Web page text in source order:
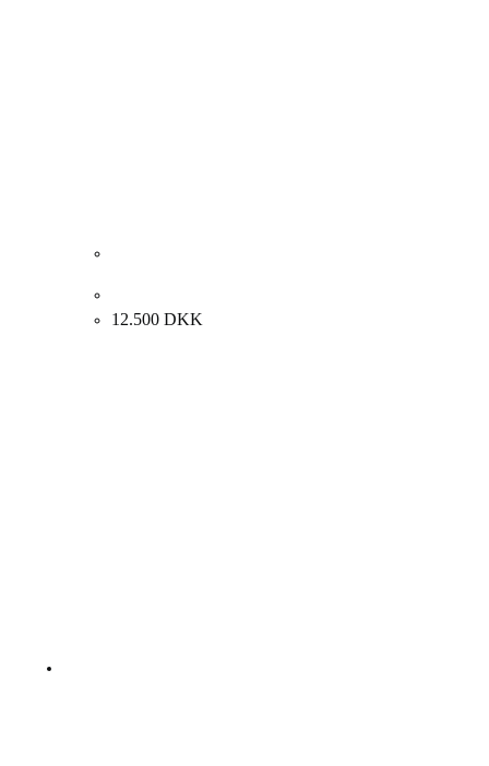
12.500 DKK